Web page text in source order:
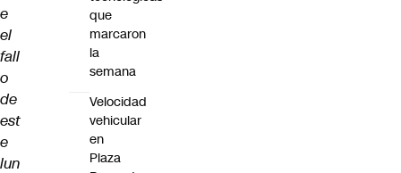
e
el
fall
o
de
est
e
lun
que
marcaron
la
semana
Velocidad
vehicular
en
Plaza